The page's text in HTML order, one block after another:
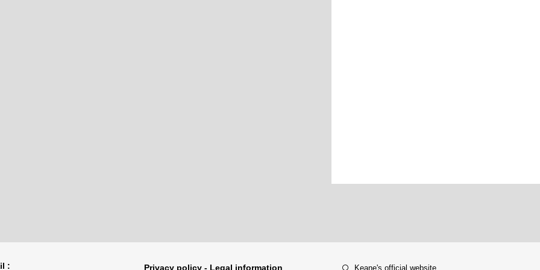
: Privacy policy - Legal information Keane's official website